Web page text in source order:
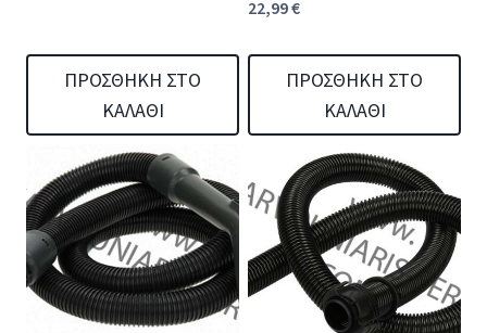
ΠΡΟΣΘΉΚΗ ΣΤΟ
ΚΑΛΆΘΙ
22,99€
ΠΡΟΣΘΉΚΗ ΣΤΟ
ΚΑΛΆΘΙ